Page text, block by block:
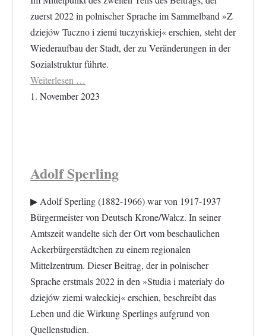
zuerst 2022 in polnischer Sprache im Sammelband »Z
dziejów Tuczno i ziemi tuczyńskiej« erschien, steht der
Wiederaufbau der Stadt, der zu Veränderungen in der
Sozialstruktur führte.
Weiterlesen …
1. November 2023
Adolf Sperling
▶︎ Adolf Sperling (1882-1966) war von 1917-1937
Bürgermeister von Deutsch Krone/Wałcz. In seiner
Amtszeit wandelte sich der Ort vom beschaulichen
Ackerbürgerstädtchen zu einem regionalen
Mittelzentrum. Dieser Beitrag, der in polnischer
Sprache erstmals 2022 in den »Studia i materiały do
dziejów ziemi wałeckiej« erschien, beschreibt das
Leben und die Wirkung Sperlings aufgrund von
Quellenstudien.